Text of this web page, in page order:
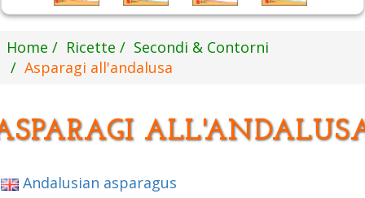
Home Ricette
Secondi & Contorni
Asparagi all'andalusa
Andalusian asparagus